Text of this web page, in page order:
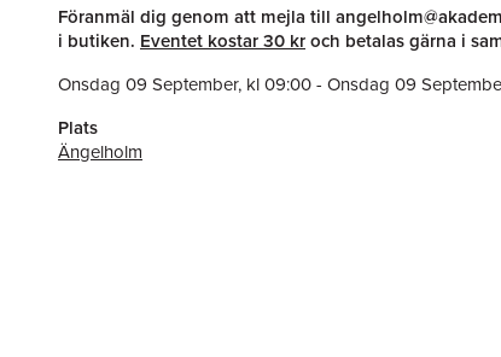
Föranmäl dig genom att mejla till
i butiken. Eventet kostar 30 kroch betalas gärna i
Onsdag 09 September, kl09:00- Onsdag 09
Plats
Ängelholm